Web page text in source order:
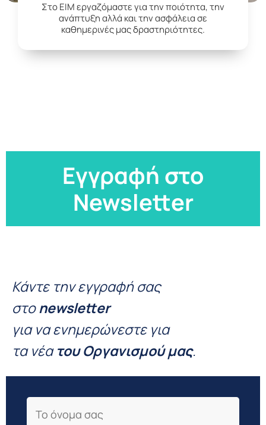
Στο EIM εργαζόμαστε για την ποιότητα, την
ανάπτυξη αλλά και την ασφάλεια σε
καθημερινές μας δραστηριότητες.
Εγγραφή στο
Newsletter
Κάντε την εγγραφή σας
στοnewsletter
για να ενημερώνεστε για
τα νέατου Οργανισμού μας.